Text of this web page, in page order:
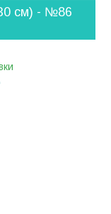
см) - №86